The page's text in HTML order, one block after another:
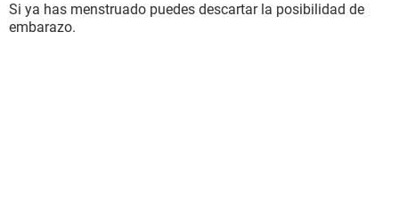
Si ya has menstruado puedes descartar la posibilidad de
embarazo.